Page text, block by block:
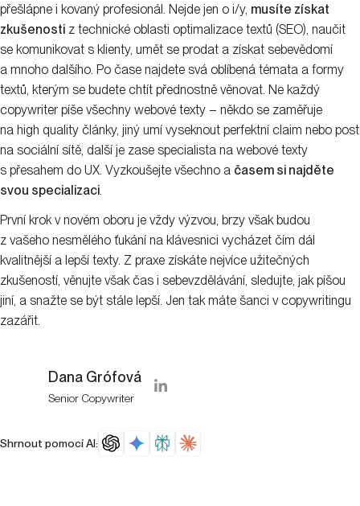
přešlápne i kovaný profesionál. Nejde jen o i/y, musíte získat
zkušenosti z technické oblasti optimalizace textů (SEO), naučit
se komunikovat s klienty, umět se prodat a získat sebevědomí
a mnoho dalšího. Po čase najdete svá oblíbená témata a formy
textů, kterým se budete chtít přednostně věnovat. Ne každý
copywriter píše všechny webové texty – někdo se zaměřuje
na high quality články, jiný umí vyseknout perfektní claim nebo post
na sociální sítě, další je zase specialista na webové texty
s přesahem do UX. Vyzkoušejte všechno a časem si najděte
svou specializaci.
První krok v novém oboru je vždy výzvou, brzy však budou
z vašeho nesmělého ťukání na klávesnici vycházet čím dál
kvalitnější a lepší texty. Z praxe získáte nejvíce užitečných
zkušeností, věnujte však čas i sebevzdělávání, sledujte, jak píšou
jiní, a snažte se být stále lepší. Jen tak máte šanci v copywritingu
zazářit.
Dana Grófová
Senior Copywriter
Shrnout pomocí AI: